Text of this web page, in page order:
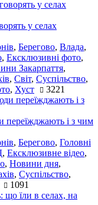
у селах
, Берегово, Влада,
, Ексклюзивні фото,
Закарпаття,
, Світ, Суспільство,
, Хуст 3221
переїжджають і з чим
, Берегово, Головні
, Ексклюзивне відео,
, Новини дня,
, Суспільство,
1091